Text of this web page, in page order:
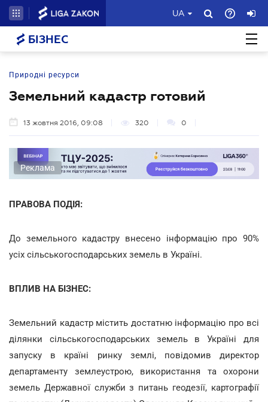
UA
БІЗНЕС
Природні ресурси
Земельний кадастр готовий
13 жовтня 2016, 09:08 320 0
Реклама
ПРАВОВА ПОДІЯ:
До земельного кадастру внесено інформацію про 90%
усіх сільськогосподарських земель в Україні.
ВПЛИВ НА БІЗНЕС:
Земельний кадастр містить достатню інформацію про всі
ділянки сільськогосподарських земель в Україні для
запуску в країні ринку землі, повідомив директор
департаменту землеустрою, використання та охорони
земель Державної служби з питань геодезії, картографії